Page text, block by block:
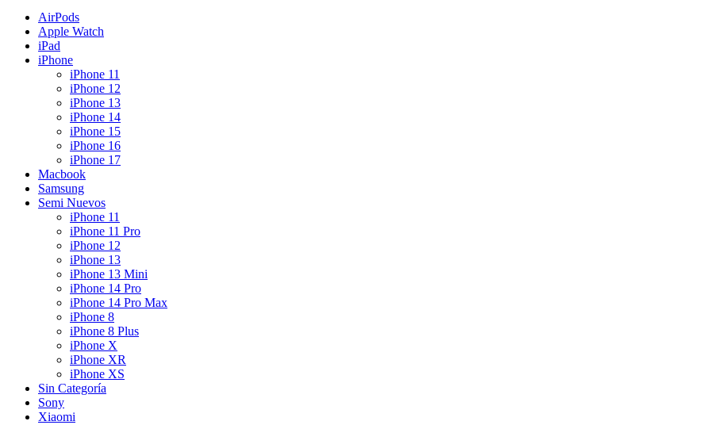
AirPods
Apple Watch
iPad
iPhone
iPhone 11
iPhone 12
iPhone 13
iPhone 14
iPhone 15
iPhone 16
iPhone 17
Macbook
Samsung
Semi Nuevos
iPhone 11
iPhone 11 Pro
iPhone 12
iPhone 13
iPhone 13 Mini
iPhone 14 Pro
iPhone 14 Pro Max
iPhone 8
iPhone 8 Plus
iPhone X
iPhone XR
iPhone XS
Sin Categoría
Sony
Xiaomi